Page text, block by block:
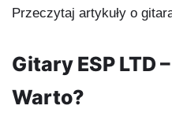
Przeczytaj artykuły o
Gitary ESP LTD
Warto?